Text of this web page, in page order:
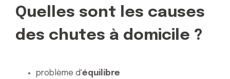
Quelles sont les causes
des chutes à domicile ?
problème d'équilibre